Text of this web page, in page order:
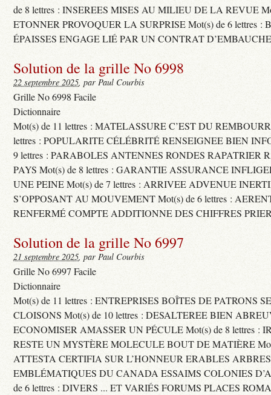
de 8 lettres : INSEREES MISES AU MILIEU DE LA REVUE
ETONNER PROVOQUER LA SURPRISE Mot(s) de 6 lettres :
ÉPAISSES ENGAGE LIÉ PAR UN CONTRAT
Solution de la grille No 6998
22 septembre 2025, par Paul Courbis
Grille No 6998 Facile
Dictionnaire
Mot(s) de 11 lettres : MATELASSURE C’EST DU
lettres : POPULARITE CÉLÉBRITÉ RENSEIGNEE BIEN
9 lettres : PARABOLES ANTENNES RONDES RAPATRIER
PAYS Mot(s) de 8 lettres : GARANTIE ASSURANCE
UNE PEINE Mot(s) de 7 lettres : ARRIVEE ADVENUE
S’OPPOSANT AU MOUVEMENT Mot(s) de 6 lettres :
RENFERMÉ COMPTE ADDITIONNE DES CHIFFRES
Solution de la grille No 6997
21 septembre 2025, par Paul Courbis
Grille No 6997 Facile
Dictionnaire
Mot(s) de 11 lettres : ENTREPRISES BOÎTES DE PATRONS
CLOISONS Mot(s) de 10 lettres : DESALTEREE BIEN
ECONOMISER AMASSER UN PÉCULE Mot(s) de 8 lettres :
RESTE UN MYSTÈRE MOLECULE BOUT DE MATIÈRE
ATTESTA CERTIFIA SUR L’HONNEUR ERABLES ARBRES
EMBLÉMATIQUES DU CANADA ESSAIMS COLONIES
de 6 lettres : DIVERS ... ET VARIÉS FORUMS PLACES